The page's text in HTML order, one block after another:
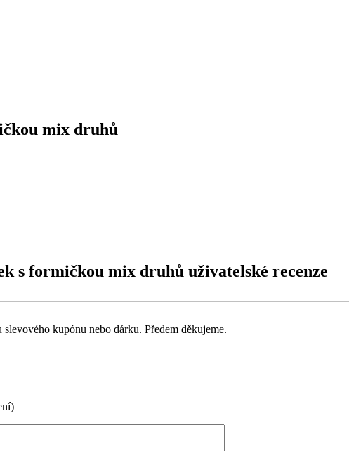
mix druhů
s formičkou mix druhů uživatelské recenze
kupónu nebo dárku. Předem děkujeme.